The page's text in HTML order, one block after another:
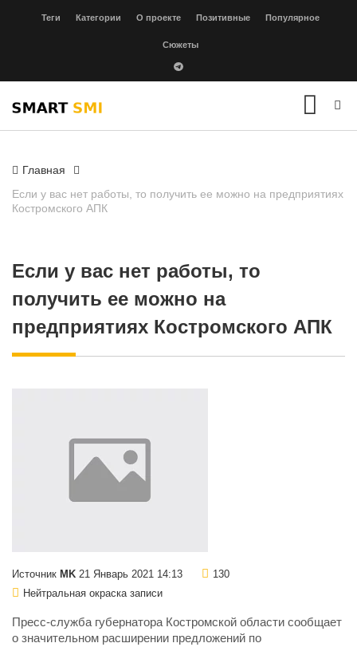
Теги Категории О проекте Позитивные Популярное
Сюжеты
Главная
Если у вас нет работы, то получить ее можно на предприятиях
Костромского АПК
Если у вас нет работы, то
получить ее можно на
предприятиях Костромского АПК
Источник MK 21 Январь 2021 14:13
130
Нейтральная окраска записи
Пресс-служба губернатора Костромской области сообщает
о значительном расширении предложений по